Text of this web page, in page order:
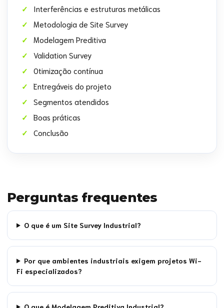
Interferências e estruturas metálicas
Metodologia de Site Survey
Modelagem Preditiva
Validation Survey
Otimização contínua
Entregáveis do projeto
Segmentos atendidos
Boas práticas
Conclusão
Perguntas frequentes
O que é um Site Survey Industrial?
Por que ambientes industriais exigem projetos Wi-
Fi especializados?